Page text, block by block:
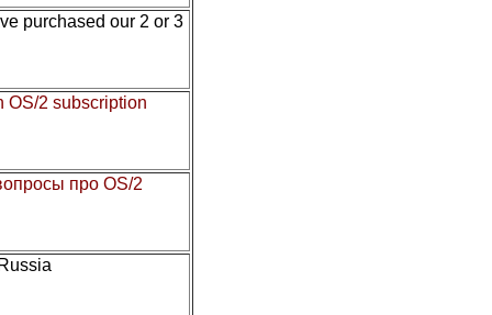
purchased our 2 or 3
OS/2 subscription
про OS/2